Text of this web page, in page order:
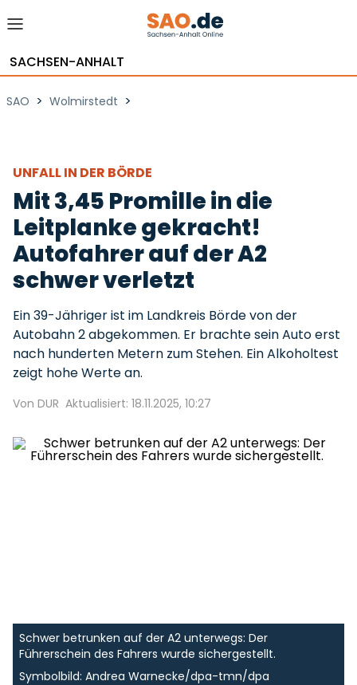
SACHSEN-ANHALT
SAO > Wolmirstedt >
UNFALL IN DER BÖRDE
Mit 3,45 Promille in die
Leitplanke gekracht!
Autofahrer auf der A2
schwer verletzt
Ein 39-Jähriger ist im Landkreis Börde von der
Autobahn 2 abgekommen. Er brachte sein Auto erst
nach hunderten Metern zum Stehen. Ein Alkoholtest
zeigt hohe Werte an.
Von DUR Aktualisiert: 18.11.2025, 10:27
Schwer betrunken auf der A2 unterwegs: Der
Führerschein des Fahrers wurde sichergestellt.
Symbolbild: Andrea Warnecke/dpa-tmn/dpa